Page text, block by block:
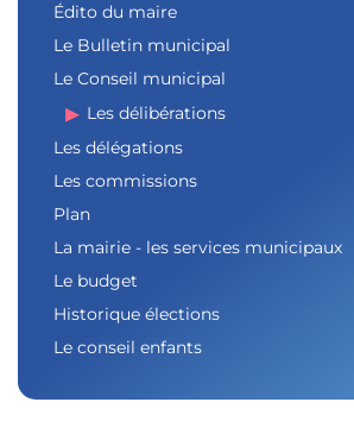
Édito du maire
Le Bulletin municipal
Le Conseil municipal
Les délibérations
Les délégations
Les commissions
Plan
La mairie - les services municipaux
Le budget
Historique élections
Le conseil enfants